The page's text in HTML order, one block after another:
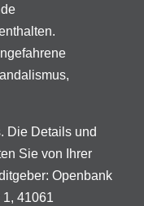
Die Details und
Sie von Ihrer
Openbank
41061